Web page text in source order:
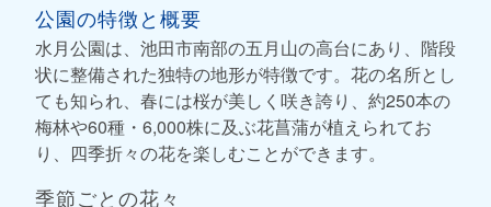
公園の特徴と概要
水月公園は、池田市南部の五月山の高台にあり、階段
状に整備された独特の地形が特徴です。花の名所とし
ても知られ、春には桜が美しく咲き誇り、約250本の
梅林や60種・6,000株に及ぶ花菖蒲が植えられてお
り、四季折々の花を楽しむことができます。
季節ごとの花々